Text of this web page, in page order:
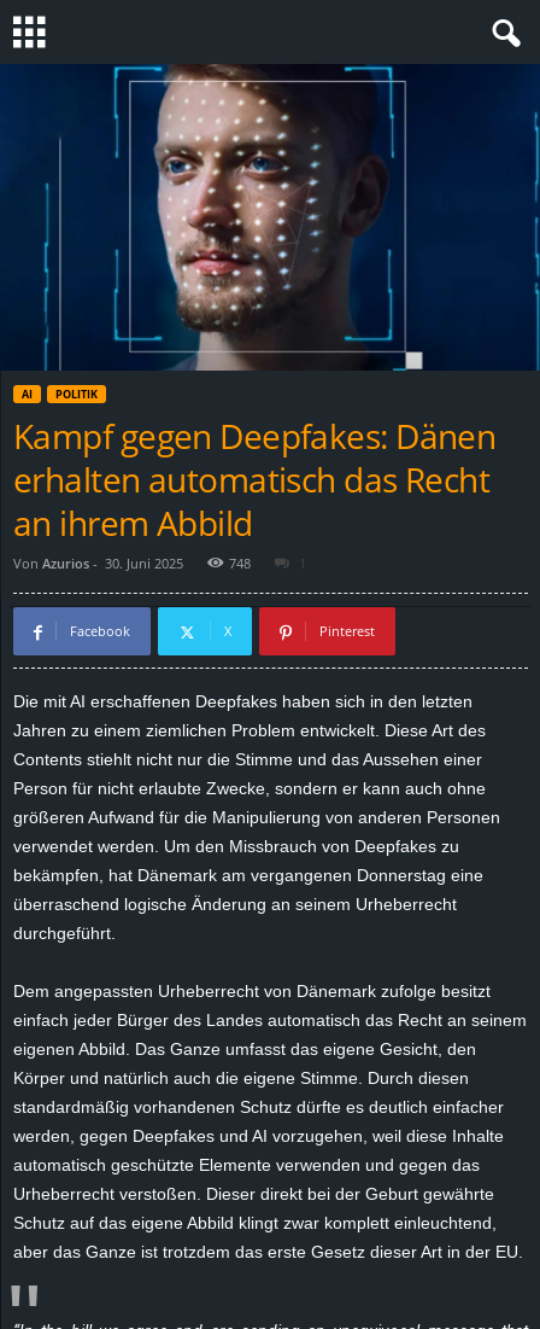
AI POLITIK
Kampf gegen Deepfakes: Dänen
erhalten automatisch das Recht
an ihrem Abbild
Von Azurios - 30. Juni 2025 748 1
Facebook X Pinterest
Die mit AI erschaffenen Deepfakes haben sich in den letzten
Jahren zu einem ziemlichen Problem entwickelt. Diese Art des
Contents stiehlt nicht nur die Stimme und das Aussehen einer
Person für nicht erlaubte Zwecke, sondern er kann auch ohne
größeren Aufwand für die Manipulierung von anderen Personen
verwendet werden. Um den Missbrauch von Deepfakes zu
bekämpfen, hat Dänemark am vergangenen Donnerstag eine
überraschend logische Änderung an seinem Urheberrecht
durchgeführt.
Dem angepassten Urheberrecht von Dänemark zufolge besitzt
einfach jeder Bürger des Landes automatisch das Recht an seinem
eigenen Abbild. Das Ganze umfasst das eigene Gesicht, den
Körper und natürlich auch die eigene Stimme. Durch diesen
standardmäßig vorhandenen Schutz dürfte es deutlich einfacher
werden, gegen Deepfakes und AI vorzugehen, weil diese Inhalte
automatisch geschützte Elemente verwenden und gegen das
Urheberrecht verstoßen. Dieser direkt bei der Geburt gewährte
Schutz auf das eigene Abbild klingt zwar komplett einleuchtend,
aber das Ganze ist trotzdem das erste Gesetz dieser Art in der EU.